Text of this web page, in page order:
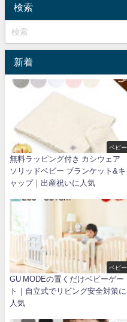
検索
新着
ベビー
無料ラッピング付き カシウェア
ソリッドベビー ブランケット&キ
ャップ｜出産祝いに人気
ベビー
GU MODEの置くだけベビーゲー
ト｜自立式でリビング安全対策に
人気